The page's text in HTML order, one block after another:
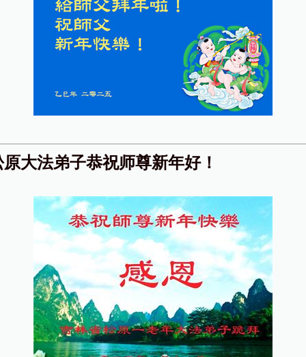
大法弟子恭祝师尊新年好！